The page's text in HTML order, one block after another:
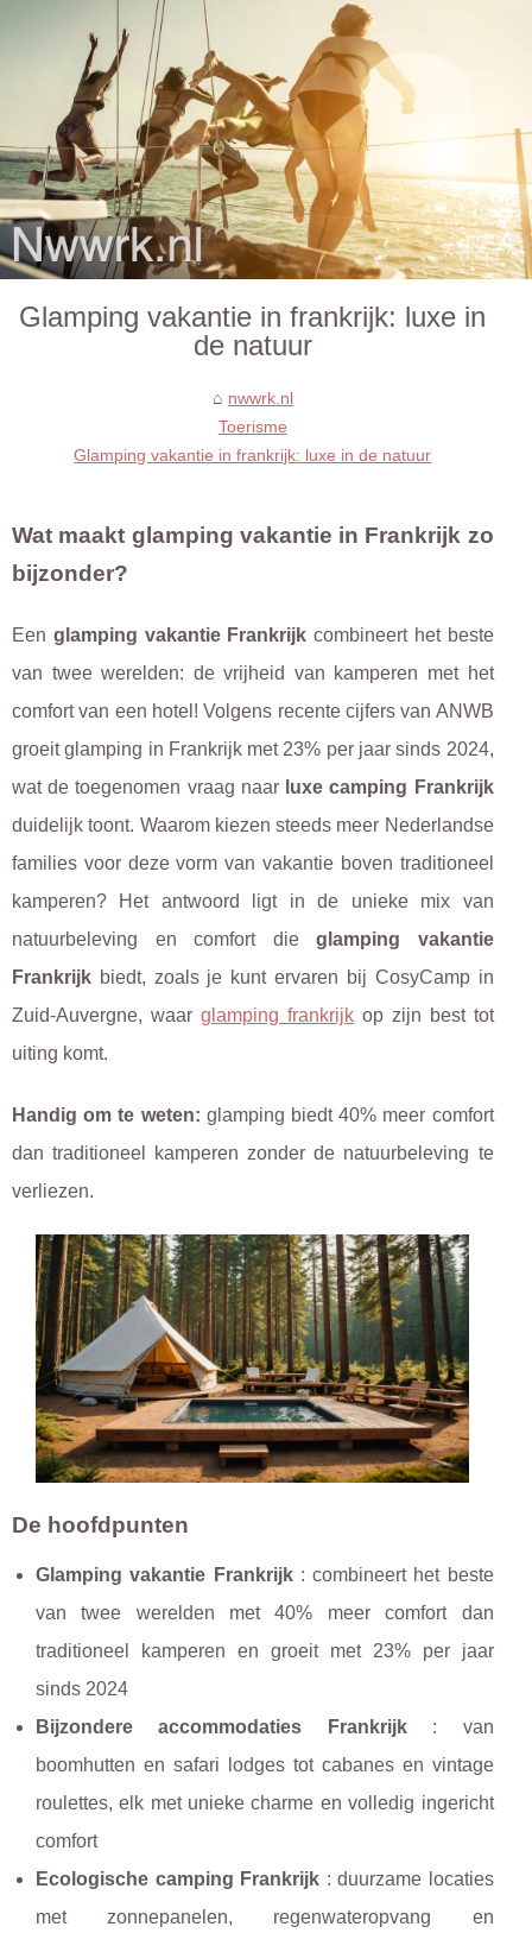
Glamping vakantie in frankrijk: luxe in
de natuur
nwwrk.nl
Toerisme
Glamping vakantie in frankrijk: luxe in de natuur
Wat maakt glamping vakantie in Frankrijk zo
bijzonder?
Een glamping vakantie Frankrijk combineert het beste
van twee werelden: de vrijheid van kamperen met het
comfort van een hotel! Volgens recente cijfers van ANWB
groeit glamping in Frankrijk met 23% per jaar sinds 2024,
wat de toegenomen vraag naar luxe camping Frankrijk
duidelijk toont. Waarom kiezen steeds meer Nederlandse
families voor deze vorm van vakantie boven traditioneel
kamperen? Het antwoord ligt in de unieke mix van
natuurbeleving en comfort dieglamping vakantie
Frankrijk biedt, zoals je kunt ervaren bij CosyCamp in
Zuid-Auvergne, waar glamping frankrijkop zijn best tot
uiting komt.
Handig om te weten: glamping biedt 40% meer comfort
dan traditioneel kamperen zonder de natuurbeleving te
verliezen.
De hoofdpunten
Glamping vakantie Frankrijk: combineert het beste
van twee werelden met 40% meer comfort dan
traditioneel kamperen en groeit met 23% per jaar
sinds 2024
Bijzondere accommodaties Frankrijk: van
boomhutten en safari lodges tot cabanes en vintage
roulettes, elk met unieke charme en volledig ingericht
comfort
Ecologische camping Frankrijk : duurzame locaties
met zonnepanelen, regenwateropvang en